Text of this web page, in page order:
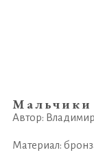
Автор:
Материал: